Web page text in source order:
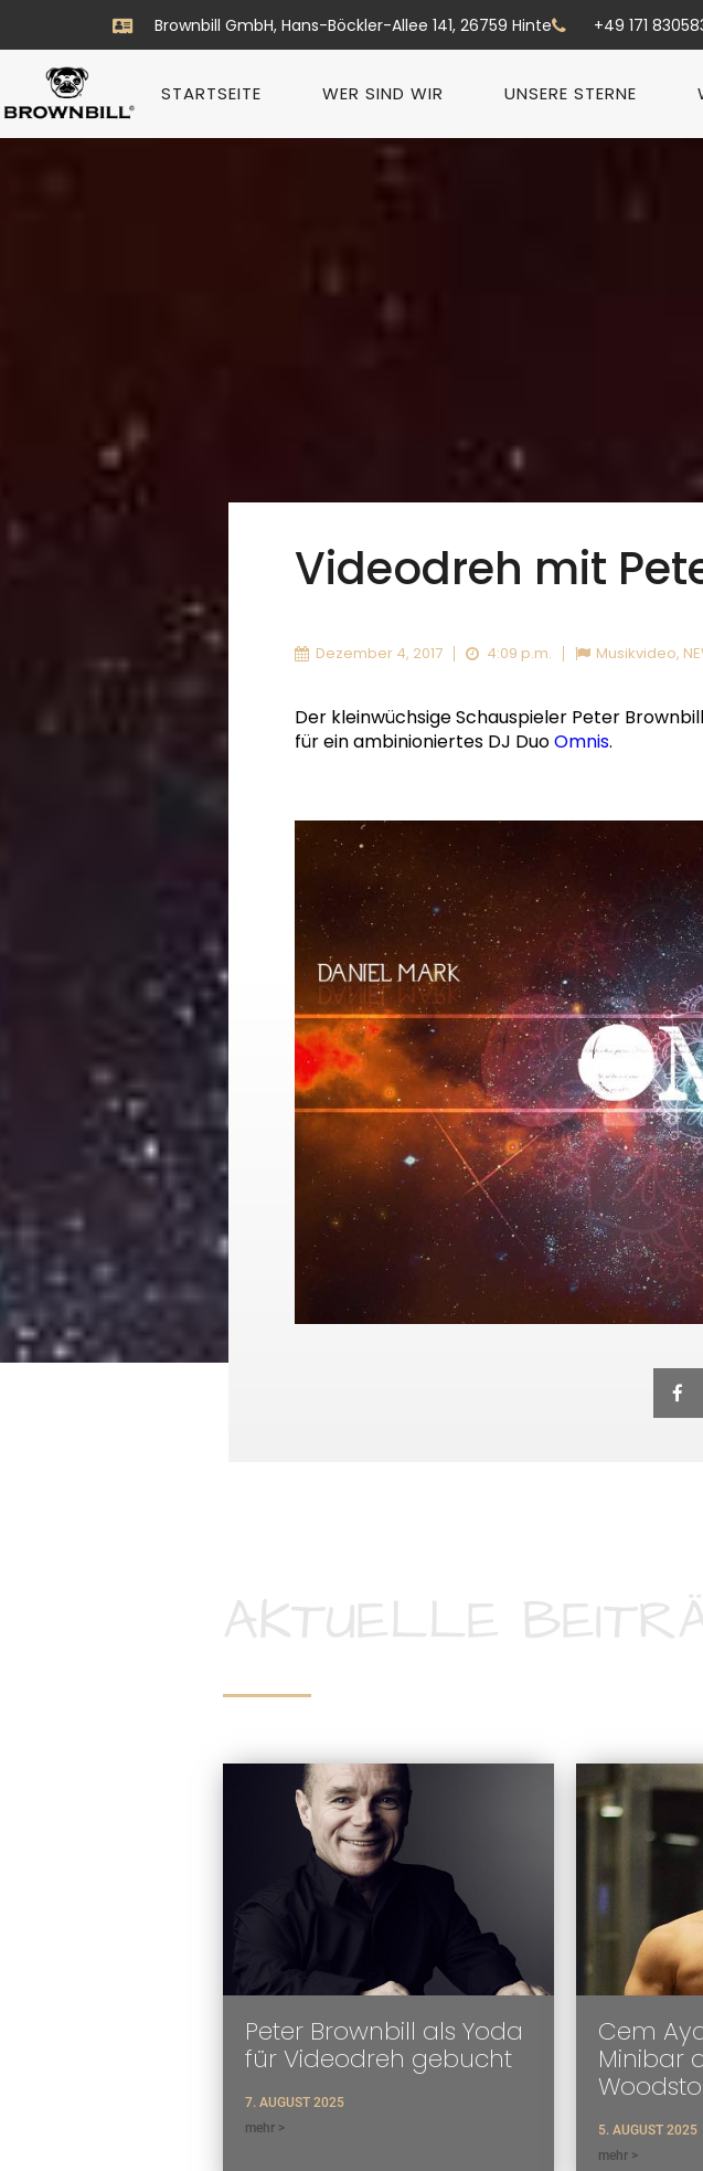
Brownbill GmbH, Hans-Böckler-Allee 141, 26759 Hinte +49 171
STARTSEITE WER SIND WIR UNSERE STERNE
Videodreh mit
Dezember 4, 2017 4:09 p.m. Musikvideo,
Der kleinwüchsige Schauspieler Peter
für ein ambinioniertes DJ DuoOmnis.
AKTUELLE
Peter Brownbill als Yoda
für Videodreh gebucht
7. AUGUST 2025
mehr >
Cem
Minibar
5. AUGUST 2025
mehr >